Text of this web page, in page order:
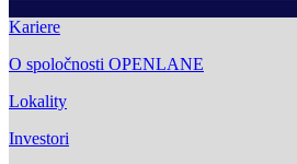
Kariere
O spoločnosti OPENLANE
Lokality
Investori